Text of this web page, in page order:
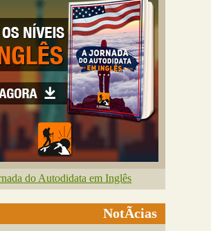
do Autodidata em Inglês
NotÃ­cias